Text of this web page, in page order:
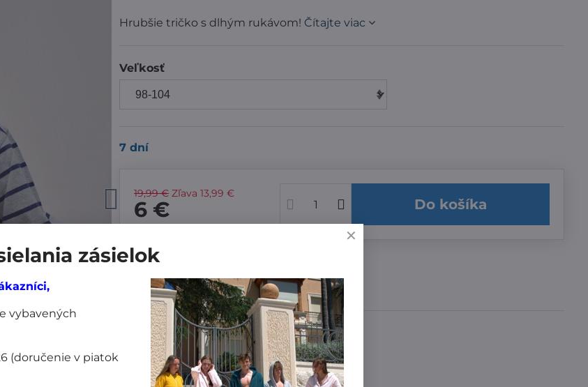
Hrubšie tričko s dlhým rukávom! Čítajte viac
Veľkosť
7 dní
19,99 € Zľava 13,99 €
6 € Do košíka
Pridať k Obľúbeným
Výrobca:MiniPlanet
Nákup za:
60,99 € doručíme za 3,99 €
zásielok
vybavených
(doručenie v piatok